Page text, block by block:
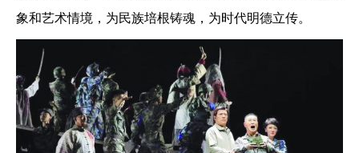
象和艺术情境，为民族培根铸魂，为时代明德立传。